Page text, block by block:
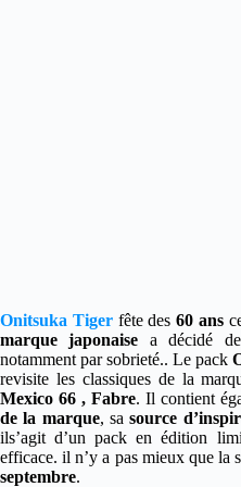
Onitsuka Tigerfête des 60 ans
marque japonaise a décidé
notamment par sobrieté.. Le pack
revisite les classiques de la
Mexico 66 , Fabre. Il contient
de la marque, sasource
ils’agit d’un pack en édition
efficace. il n’y a pas mieux que
septembre.